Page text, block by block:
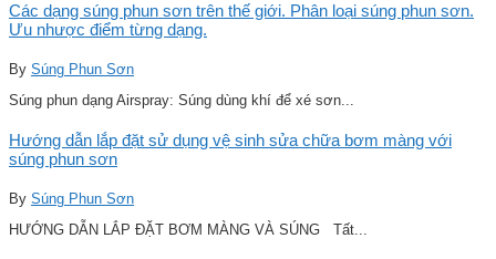
Các dạng súng phun sơn trên thế giới. Phân loại súng phun sơn.
Ưu nhược điểm từng dạng.
By Súng Phun Sơn
Súng phun dạng Airspray: Súng dùng khí để xé sơn...
Hướng dẫn lắp đặt sử dụng vệ sinh sửa chữa bơm màng với
súng phun sơn
By Súng Phun Sơn
HƯỚNG DẪN LẮP ĐẶT BƠM MÀNG VÀ SÚNG Tất...